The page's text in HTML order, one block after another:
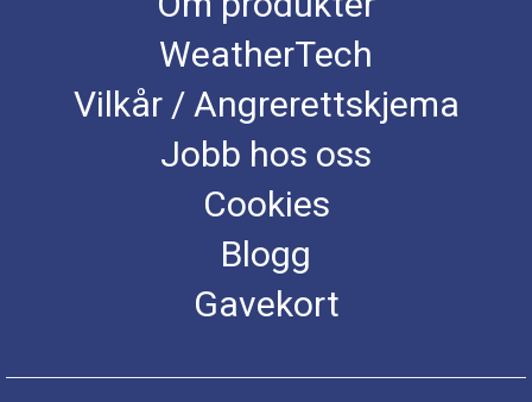
WeatherTech
Vilkår / Angrerettskjema
Jobb hos oss
Cookies
Blogg
Gavekort